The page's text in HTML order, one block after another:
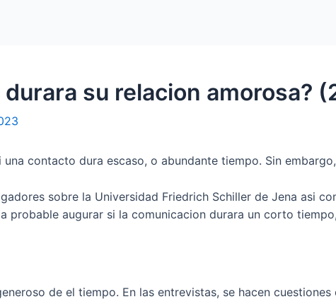
su relacion amorosa?
contacto dura escaso, o abundante tiempo. Sin
sobre la Universidad Friedrich Schiller de Jena asi­
probable augurar si la comunicacion durara un corto
de el tiempo. En las entrevistas, se hacen